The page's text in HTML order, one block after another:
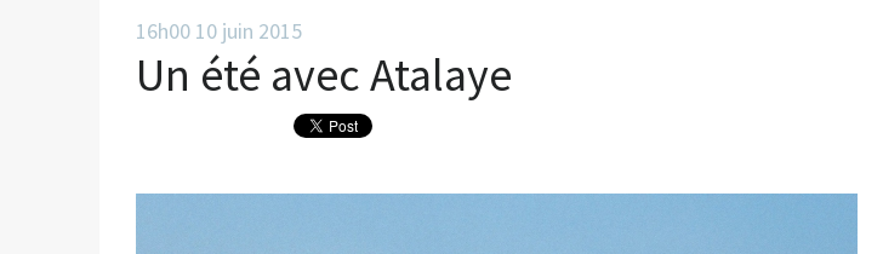
16h00 10 juin 2015
Un été avec Atalaye